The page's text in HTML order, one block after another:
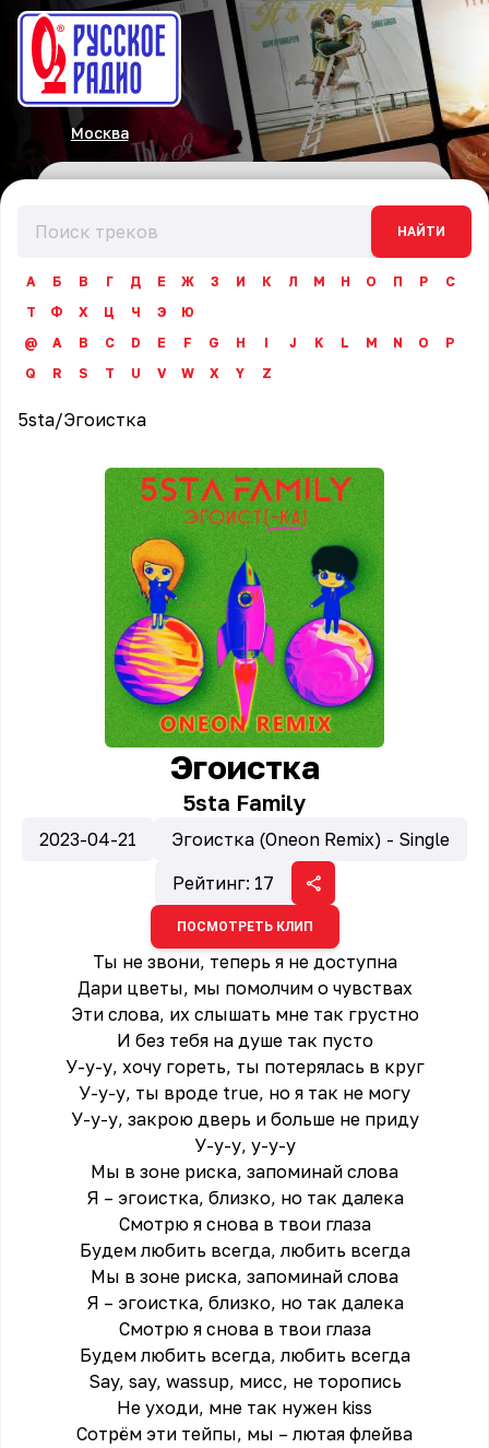
Москва
НАЙТИ
А Б В Г Д Е Ж З И К Л М Н О П Р
С
Т
Ф Х Ц Ч Э
Ю
@
A B C D E F G H I J K L M N O
P
Q
R S T U V W X Y Z
5sta/Эгоистка
Эгоистка
5sta Family
2023-04-21
Эгоистка (Oneon Remix) - Single
Рейтинг: 17
ПОСМОТРЕТЬ КЛИП
Ты не звони, теперь я не доступна
Дари цветы, мы помолчим о чувствах
Эти слова, их слышать мне так грустно
И без тебя на душе так пусто
У-у-у, хочу гореть, ты потерялась в круг
У-у-у, ты вроде true, но я так не могу
У-у-у, закрою дверь и больше не приду
У-у-у, у-у-у
Мы в зоне риска, запоминай слова
Я – эгоистка, близко, но так далека
Смотрю я снова в твои глаза
Будем любить всегда, любить всегда
Мы в зоне риска, запоминай слова
Я – эгоистка, близко, но так далека
Смотрю я снова в твои глаза
Будем любить всегда, любить всегда
Say, say, wassup, мисс, не торопись
Не уходи, мне так нужен kiss
Сотрём эти тейпы, мы – лютая флейва